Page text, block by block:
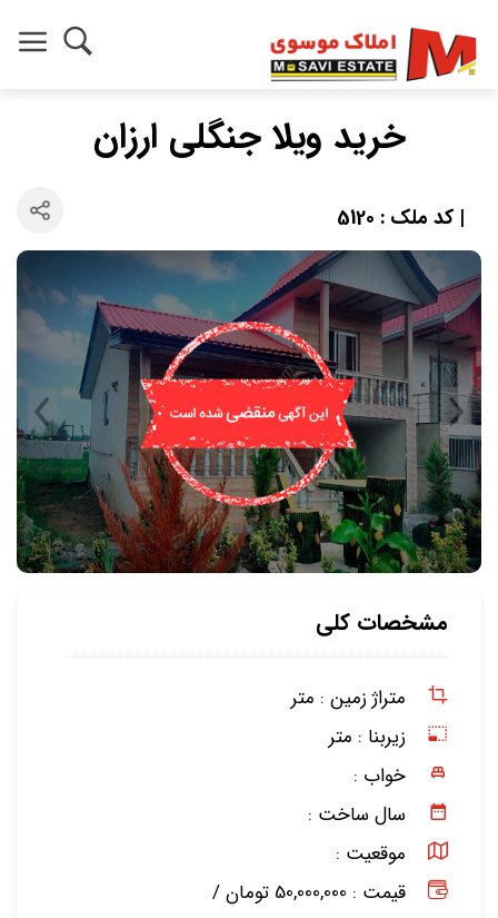
خرید ویلا جنگلی ارزان
| کد ملک : 5120
مشخصات کلی
متراژ زمین : متر
زیربنا : متر
خواب :
سال ساخت :
موقعیت :
قیمت : 50,000,000 تومان /